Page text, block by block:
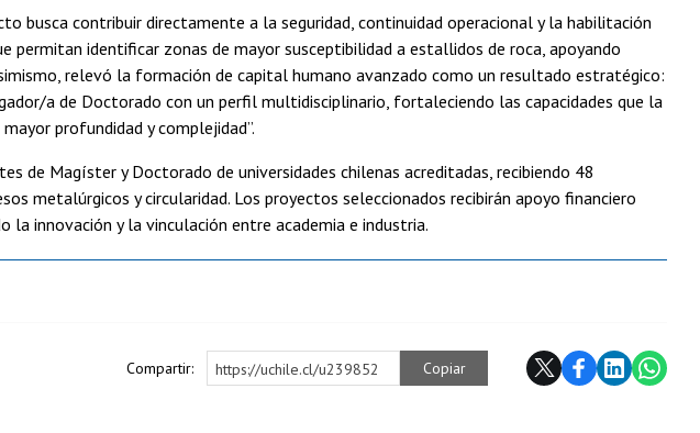
busca contribuir directamente a la seguridad, continuidad operacional y la habilitación
permitan identificar zonas de mayor susceptibilidad a estallidos de roca, apoyando
relevó la formación de capital humano avanzado como un resultado estratégico:
a de Doctorado con un perfil multidisciplinario, fortaleciendo las capacidades que la
profundidad y complejidad”.
de Magíster y Doctorado de universidades chilenas acreditadas, recibiendo 48
metalúrgicos y circularidad. Los proyectos seleccionados recibirán apoyo financiero
la innovación y la vinculación entre academia e industria.
Compartir: https://uchile.cl/u239852 Copiar